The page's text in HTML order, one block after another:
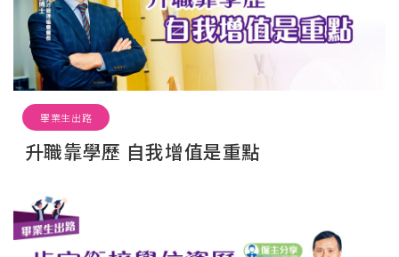
畢業生出路
升職靠學歷 自我增值是重點